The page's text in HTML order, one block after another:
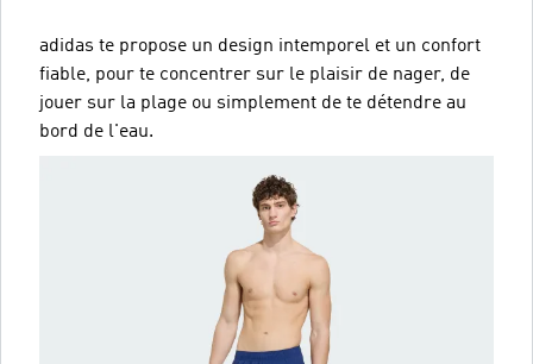
adidas te propose un design intemporel et un confort
fiable, pour te concentrer sur le plaisir de nager, de
jouer sur la plage ou simplement de te détendre au
bord de l'eau.